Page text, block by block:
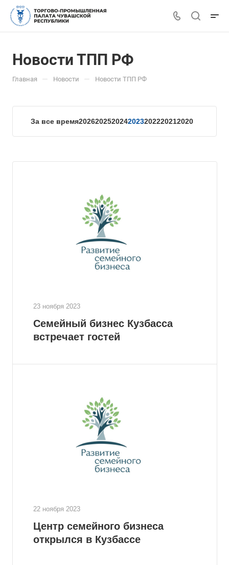
Новости ТПП РФ
Главная — Новости — Новости ТПП РФ
За все время2026202520242023202220212020
23 ноября 2023
Семейный бизнес Кузбасса
встречает гостей
22 ноября 2023
Центр семейного бизнеса
открылся в Кузбассе